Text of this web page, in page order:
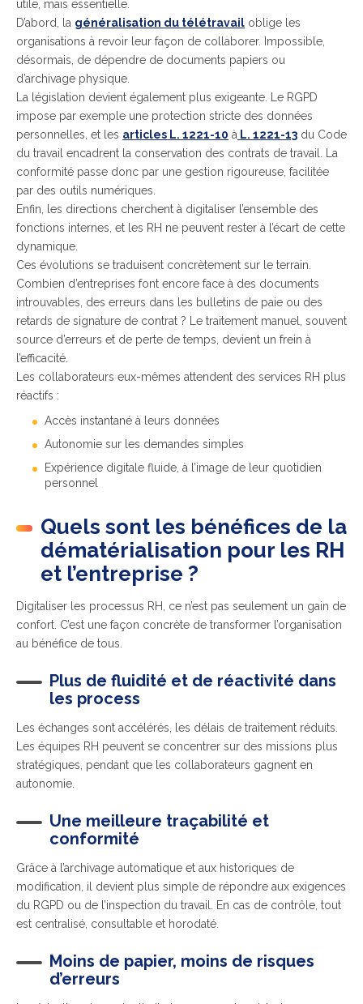
utile, mais essentielle.
D’abord, la généralisation du télétravail oblige les
organisations à revoir leur façon de collaborer. Impossible,
désormais, de dépendre de documents papiers ou
d’archivage physique.
La législation devient également plus exigeante. Le RGPD
impose par exemple une protection stricte des données
personnelles, et les articles L. 1221-10 à L. 1221-13 du Code
du travail encadrent la conservation des contrats de travail. La
conformité passe donc par une gestion rigoureuse, facilitée
par des outils numériques.
Enfin, les directions cherchent à digitaliser l’ensemble des
fonctions internes, et les RH ne peuvent rester à l’écart de cette
dynamique.
Ces évolutions se traduisent concrètement sur le terrain.
Combien d’entreprises font encore face à des documents
introuvables, des erreurs dans les bulletins de paie ou des
retards de signature de contrat ? Le traitement manuel, souvent
source d’erreurs et de perte de temps, devient un frein à
l’efficacité.
Les collaborateurs eux-mêmes attendent des services RH plus
réactifs :
Accès instantané à leurs données
Autonomie sur les demandes simples
Expérience digitale fluide, à l’image de leur quotidien
personnel
Quels sont les bénéfices de la
dématérialisation pour les RH
et l’entreprise ?
Digitaliser les processus RH, ce n’est pas seulement un gain de
confort. C’est une façon concrète de transformer l’organisation
au bénéfice de tous.
Plus de fluidité et de réactivité dans
les process
Les échanges sont accélérés, les délais de traitement réduits.
Les équipes RH peuvent se concentrer sur des missions plus
stratégiques, pendant que les collaborateurs gagnent en
autonomie.
Une meilleure traçabilité et
conformité
Grâce à l’archivage automatique et aux historiques de
modification, il devient plus simple de répondre aux exigences
du RGPD ou de l’inspection du travail. En cas de contrôle, tout
est centralisé, consultable et horodaté.
Moins de papier, moins de risques
d’erreurs